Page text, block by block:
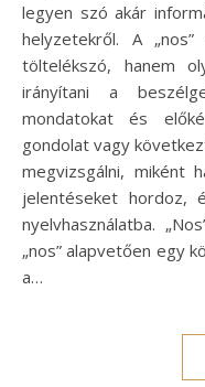
legyen szó akár
helyzetekről. A
töltelékszó, hanem
irányítani a
mondatokat és
gondolat vagy
megvizsgálni, miként
jelentéseket hordoz,
nyelvhasználatba.
„nos” alapvetően egy
a…